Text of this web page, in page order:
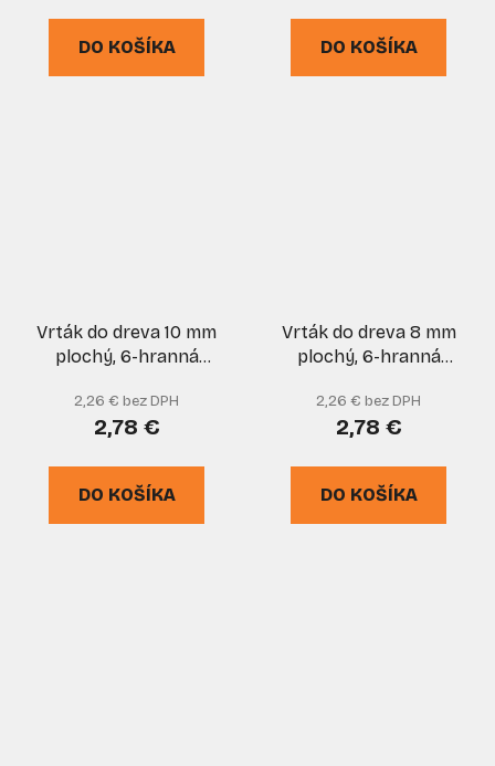
DO KOŠÍKA DO KOŠÍKA
Vrták do dreva 10 mm
plochý, 6-hranná
2,26 € bez DPH
2,78 €
DO KOŠÍKA
Vrták do dreva 8 mm
plochý, 6-hranná
2,26 € bez DPH
2,78 €
DO KOŠÍKA